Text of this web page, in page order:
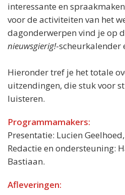
interessante en
voor de activiteiten van het
dagonderwerpen vind je op
nieuwsgierig!-scheurkalender
Hieronder tref je het totale
uitzendingen, die stuk voor
luisteren.
Programmamakers:
Presentatie: Lucien
Redactie en ondersteuning:
Bastiaan.
Afleveringen: